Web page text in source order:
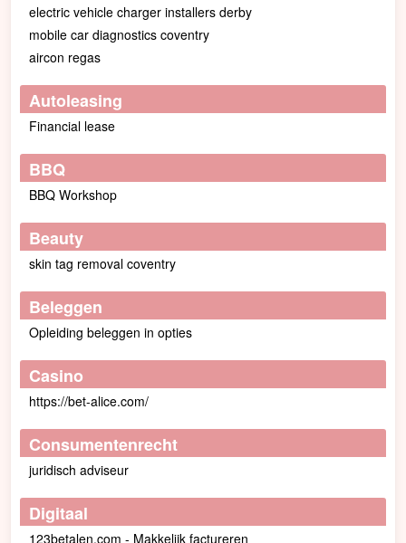
electric vehicle charger installers derby
mobile car diagnostics coventry
aircon regas
Autoleasing
Financial lease
BBQ
BBQ Workshop
Beauty
skin tag removal coventry
Beleggen
Opleiding beleggen in opties
Casino
https://bet-alice.com/
Consumentenrecht
juridisch adviseur
Digitaal
123betalen.com - Makkelijk factureren